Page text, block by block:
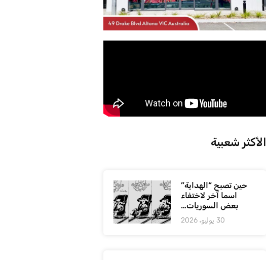
الأكثر شعبية
حين تصبح “الهداية”
اسما آخر لاختفاء
بعض السوريات…
30 يوليو، 2026